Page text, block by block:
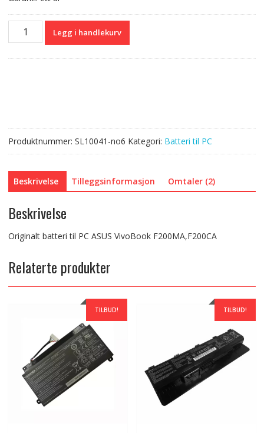
Originalt
batteri
Legg i handlekurv
Produktnummer: SL10041-no6 Kategori: Batteri til PC
Beskrivelse Tilleggsinformasjon Omtaler (2)
Beskrivelse
Originalt batteri til PC ASUS VivoBook F200MA,F200CA
Relaterte produkter
TILBUD! TILBUD!